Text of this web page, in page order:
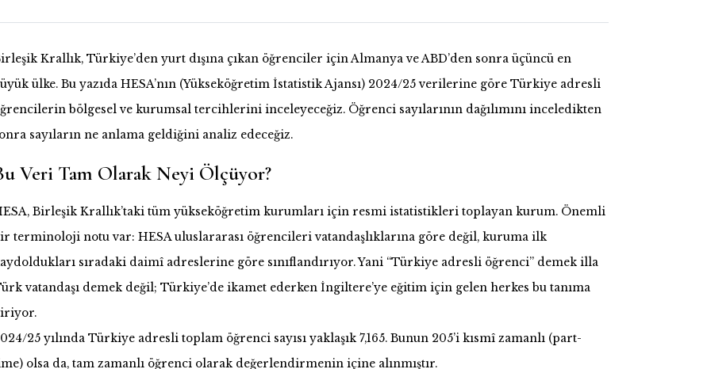
Krallık, Türkiye’den yurt dışına çıkan öğrenciler için Almanya ve ABD’den sonra üçüncü en
ülke. Bu yazıda HESA’nın (Yükseköğretim İstatistik Ajansı) 2024/25 verilerine göre Türkiye adresli
bölgesel ve kurumsal tercihlerini inceleyeceğiz. Öğrenci sayılarının dağılımını inceledikten
sayıların ne anlama geldiğini analiz edeceğiz.
Veri Tam Olarak Neyi Ölçüyor?
Birleşik Krallık’taki tüm yükseköğretim kurumları için resmi istatistikleri toplayan kurum. Önemli
terminoloji notu var: HESA uluslararası öğrencileri vatandaşlıklarına göre değil, kuruma ilk
sıradaki daimî adreslerine göre sınıflandırıyor. Yani “Türkiye adresli öğrenci” demek illa
vatandaşı demek değil; Türkiye’de ikamet ederken İngiltere’ye eğitim için gelen herkes bu tanıma
25 yılında Türkiye adresli toplam öğrenci sayısı yaklaşık 7,165. Bunun 205’i kısmî zamanlı (part-
olsa da, tam zamanlı öğrenci olarak değerlendirmenin içine alınmıştır.